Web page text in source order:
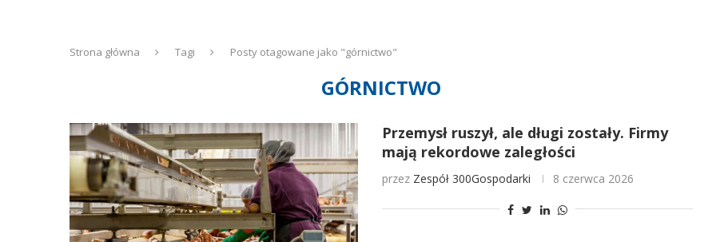
Strona główna Tagi Posty otagowane jako "górnictwo"
GÓRNICTWO
Przemysł ruszył, ale długi zostały. Firmy
mają rekordowe zaległości
przez Zespół 300Gospodarki 8 czerwca 2026